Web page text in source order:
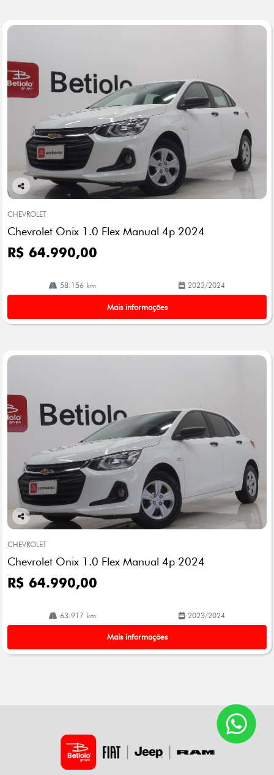
Co
arti
lhe
CHEVROLET
Chevrolet Onix 1.0 Flex Manual 4p 2024
R$ 64.990,00
58.156 km 2023/2024
Mais informações
Co
arti
lhe
CHEVROLET
Chevrolet Onix 1.0 Flex Manual 4p 2024
R$ 64.990,00
63.917 km 2023/2024
Mais informações